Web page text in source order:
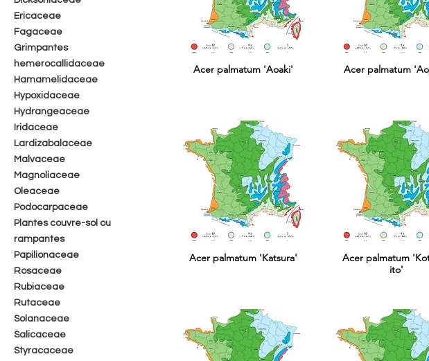
Ericaceae
Fagaceae
Grimpantes
hemerocallidaceae
Hamamelidaceae
Hypoxidaceae
Hydrangeaceae
Iridaceae
Lardizabalaceae
Malvaceae
Magnoliaceae
Oleaceae
Podocarpaceae
Plantes couvre-sol ou
rampantes
Papilionaceae
Rosaceae
Rubiaceae
Rutaceae
Solanaceae
Salicaceae
Styracaceae
Acer palmatum 'Aoaki' Acer palmatum
Acer palmatum 'Katsura'
Acer palmatum
ito'